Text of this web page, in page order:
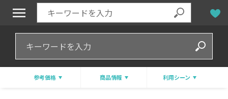
参考価格 商品情報 利用シーン